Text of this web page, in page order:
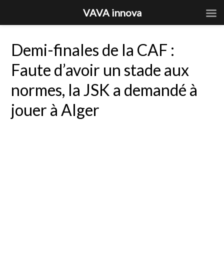
Demi-finales de la CAF :
Faute d’avoir un stade aux
normes, la JSK a demandé à
jouer à Alger
VAVA innova